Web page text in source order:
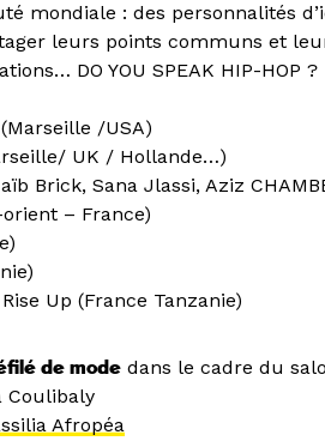
mondiale : des personnalités
leurs points communs et
DO YOU SPEAK HIP-HOP ?
/USA)
UK / Hollande…)
Brick, Sana Jlassi, Aziz
– France)
Up (France Tanzanie)
de mode dans le cadre du
Coulibaly
Afropéa